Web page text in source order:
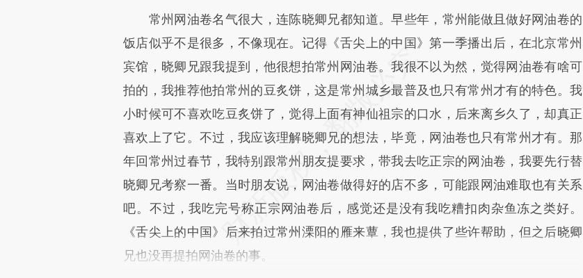
常州网油卷名气很大，连陈晓卿兄都知道。早些年，常州能做且做好网油卷的
饭店似乎不是很多，不像现在。记得《舌尖上的中国》第一季播出后，在北京常州
宾馆，晓卿兄跟我提到，他很想拍常州网油卷。我很不以为然，觉得网油卷有啥可
拍的，我推荐他拍常州的豆炙饼，这是常州城乡最普及也只有常州才有的特色。我
小时候可不喜欢吃豆炙饼了，觉得上面有神仙祖宗的口水，后来离乡久了，却真正
喜欢上了它。不过，我应该理解晓卿兄的想法，毕竟，网油卷也只有常州才有。那
年回常州过春节，我特别跟常州朋友提要求，带我去吃正宗的网油卷，我要先行替
晓卿兄考察一番。当时朋友说，网油卷做得好的店不多，可能跟网油难取也有关系
吧。不过，我吃完号称正宗网油卷后，感觉还是没有我吃糟扣肉杂鱼冻之类好。
《舌尖上的中国》后来拍过常州溧阳的雁来蕈，我也提供了些许帮助，但之后晓卿
兄也没再提拍网油卷的事。